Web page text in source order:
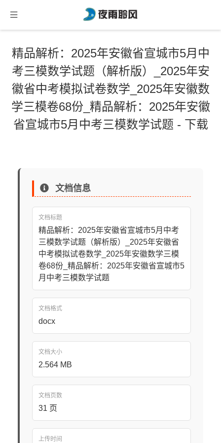
精品解析：2025年安徽省宣城市5月中
考三模数学试题（解析版）_2025年安
徽省中考模拟试卷数学_2025年安徽数
学三模卷68份_精品解析：2025年安徽
省宣城市5月中考三模数学试题 - 下载
文档信息
文档标题
精品解析：2025年安徽省宣城市5月中考
三模数学试题（解析版）_2025年安徽省
中考模拟试卷数学_2025年安徽数学三模
卷68份_精品解析：2025年安徽省宣城市5
月中考三模数学试题
文档格式
docx
文档大小
2.564 MB
文档页数
31 页
上传时间